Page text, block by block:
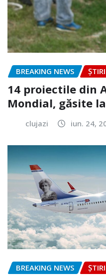
BREAKING NEWS
14 proiectile din
Mondial, găsite
clujazi iun. 24,
BREAKING NEWS